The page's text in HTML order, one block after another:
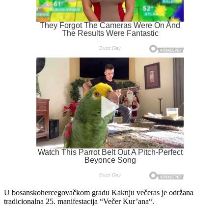
U bosanskohercegovačkom gradu Kaknju večeras je održana
tradicionalna 25. manifestacija “Večer Kur’ana“.